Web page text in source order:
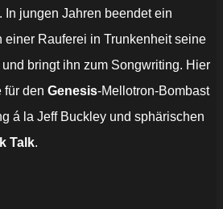
In jungen Jahren beendet ein
einer Rauferei in Trunkenheit seine
und bringt ihn zum Songwriting. Hier
für den Genesis-Mellotron-Bombast
á la Jeff Buckley und sphärischen
Talk.